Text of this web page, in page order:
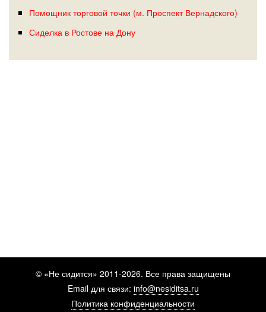
Помощник торговой точки (м. Проспект Вернадского)
Сиделка в Ростове на Дону
© «Не сидится» 2011-2026. Все права защищены
Email для связи: info@nesiditsa.ru
Политика конфиденциальности